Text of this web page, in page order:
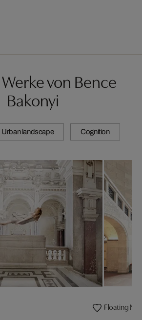
von Bence
Bakonyi
Urban landscape Cognition
Floating